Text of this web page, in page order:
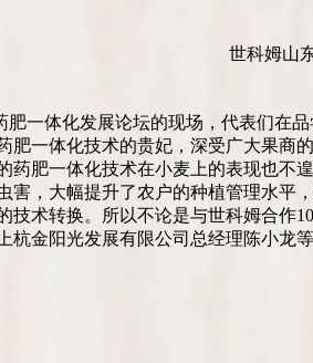
世科姆山
肥一体化发展论坛的现场，代表们在
肥一体化技术的贵妃，深受广大果商
药肥一体化技术在小麦上的表现也不
害，大幅提升了农户的种植管理水平
技术转换。所以不论是与世科姆合作
杭金阳光发展有限公司总经理陈小龙